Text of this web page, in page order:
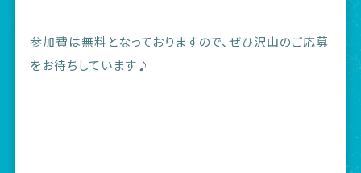
参加費は無料となっておりますので、ぜひ沢山のご応募
をお待ちしています♪